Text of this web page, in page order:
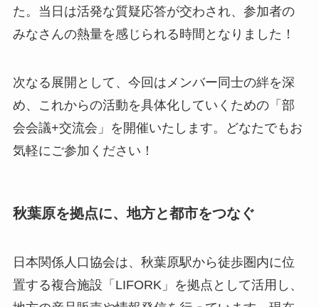
た。当日は活発な質疑応答が交わされ、参加者の
みなさんの熱量を感じられる時間となりました！
次なる展開として、今回はメンバー同士の絆を深
め、これからの活動を具体化していくための「部
会会議+交流会」を開催いたします。どなたでもお
気軽にご参加ください！
秋葉原を拠点に、地方と都市をつなぐ
日本関係人口協会は、秋葉原駅から徒歩圏内に位
置する複合施設「LIFORK」を拠点として活用し、